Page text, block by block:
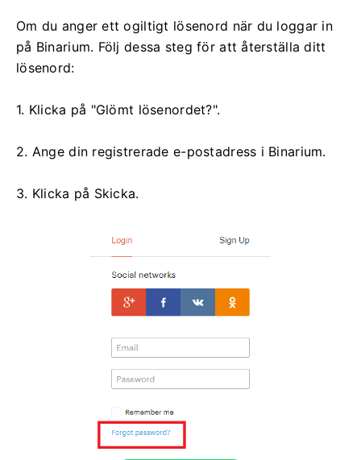
Om du anger ett ogiltigt lösenord när du loggar in
på Binarium. Följ dessa steg för att återställa ditt
lösenord:
1. Klicka på "Glömt lösenordet?".
2. Ange din registrerade e-postadress i Binarium.
3. Klicka på Skicka.